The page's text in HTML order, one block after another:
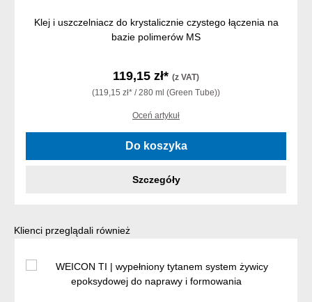
Klej i uszczelniacz do krystalicznie czystego łączenia na
bazie polimerów MS
119,15 zł* (z VAT)
(119,15 zł* / 280 ml (Green Tube))
Oceń artykuł
Do koszyka
Szczegóły
Pomiń galerię produktów
Klienci przeglądali również